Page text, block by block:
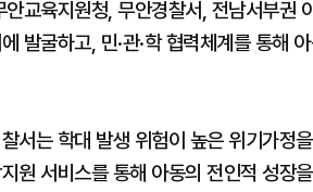
교육지원청, 무안경찰서, 전남서부권
발굴하고, 민·관·학 협력체계를 통해
서는 학대 발생 위험이 높은 위기가정
원 서비스를 통해 아동의 전인적 성장